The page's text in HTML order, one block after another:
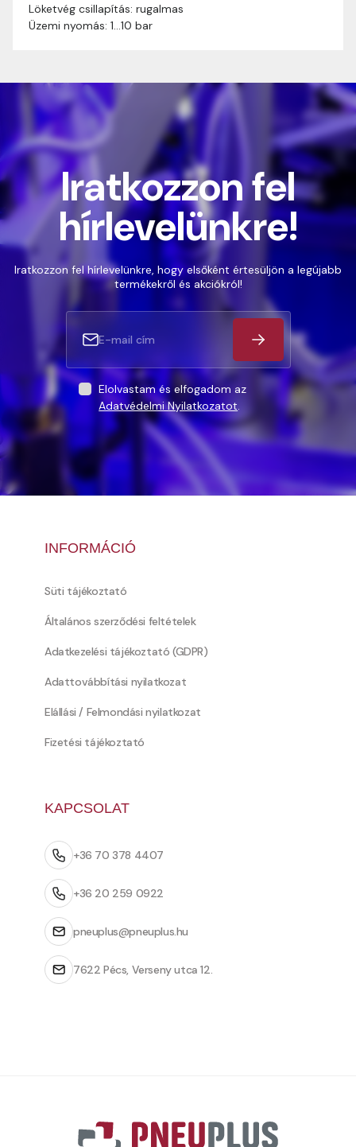
Löketvég csillapítás: rugalmas
Üzemi nyomás: 1…10 bar
Iratkozzon fel
hírlevelünkre!
Iratkozzon fel hírlevelünkre, hogy elsőként értesüljön a legújabb
termékekről és akciókról!
Elolvastam és elfogadom az
Adatvédelmi Nyilatkozatot.
INFORMÁCIÓ
Süti tájékoztató
Általános szerződési feltételek
Adatkezelési tájékoztató (GDPR)
Adattovábbítási nyilatkozat
Elállási / Felmondási nyilatkozat
Fizetési tájékoztató
KAPCSOLAT
+36 70 378 4407
+36 20 259 0922
pneuplus@pneuplus.hu
7622 Pécs, Verseny utca 12.